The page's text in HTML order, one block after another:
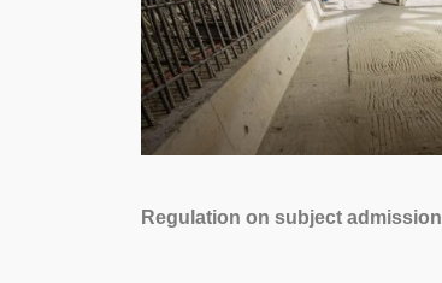
Regulation on subject admission